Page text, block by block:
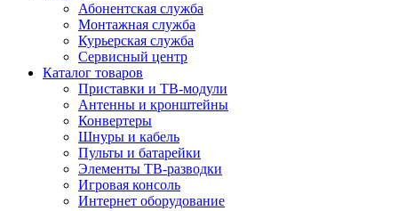
Абонентская служба
Монтажная служба
Курьерская служба
Сервисный центр
Каталог товаров
Приставки и ТВ-модули
Антенны и кронштейны
Конвертеры
Шнуры и кабель
Пульты и батарейки
Элементы ТВ-разводки
Игровая консоль
Интернет оборудование